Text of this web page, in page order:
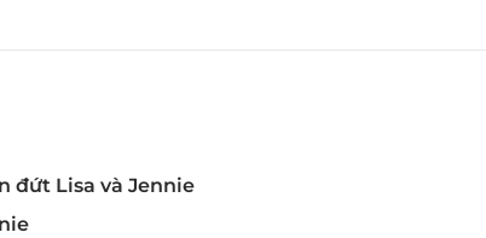
đứt Lisa và Jennie